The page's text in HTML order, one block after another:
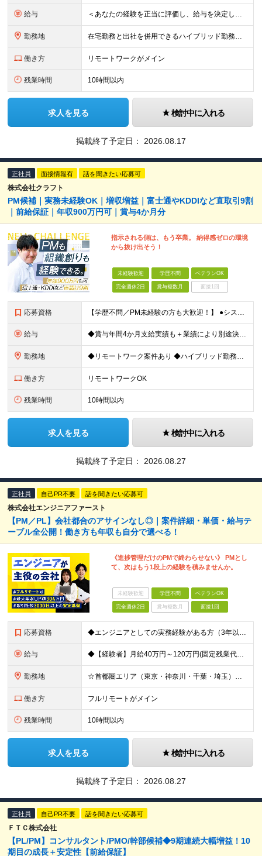
給与 ＜あなたの経験を正当に評価し、給与を決定します！＞ 想定年収500万円～1,000万円 └月給34万3000円～＋賞与年2回 ◎在宅勤務手当あり ◎交通費100％支給 ◎資格取得奨励制度(一時金/資格
勤務地 在宅勤務と出社を併用できるハイブリッド勤務！ （出社は週1～3日程度ですが、ご希望に合わせて柔軟に対応可能です。） ≪東京オフィス≫ 東京都新宿区西新宿2-6-1 新宿住友ビル26F ※(業務の変
働き方 リモートワークがメイン
残業時間 10時間以内
求人を見る 検討中に入れる
掲載終了予定日： 2026.08.17
正社員 面接情報有 話を聞きたい応募可
株式会社クラフト
PM候補｜実務未経験OK｜増収増益｜富士通やKDDIなど直取引9割
｜前給保証｜年収900万円可｜賞与4か月分
指示される側は、もう卒業。 納得感ゼロの環境
から抜け出そう！
未経験歓迎 学歴不問 ベテランOK
完全週休2日 賞与複数月 面接1回
応募資格 【学歴不問／PM未経験の方も大歓迎！】 ●システム開発、またはインフラエンジニアとしての実務経験をお持ちの方 ～採用担当者より～ 「今はまだ役職についていないけれど、ゆくゆくは会社を動かすポジション
給与 ◆賞与年間4か月支給実績も＋業績により別途決算賞与あり ◆年収800万円～900万円も可能 【PM・PL候補】 数名規模のチームでの進捗管理や、後輩・メンバーの指導・フォロー経験がある方 ※「公式な
勤務地 ◆リモートワーク案件あり ◆ハイブリッド勤務もOK 【本社】東京都豊島区高田3-14-29 KDX高田馬場ビル2F ┗都内、神奈川県のプロジェクト先での勤務もございます。 ＜プロジェクト先エリア例
働き方 リモートワークOK
残業時間 10時間以内
求人を見る 検討中に入れる
掲載終了予定日： 2026.08.27
正社員 自己PR不要 話を聞きたい応募可
株式会社エンジニアファースト
【PM／PL】会社都合のアサインなし◎｜案件詳細・単価・給与テ
ーブル全公開！働き方も年収も自分で選べる！
《進捗管理だけのPMで終わらせない》 PMとし
て、次はもう1段上の経験を積みませんか。
未経験歓迎 学歴不問 ベテランOK
完全週休2日 賞与複数月 面接1回
応募資格 ◆エンジニアとしての実務経験がある方（3年以上） └システムやアプリの設計・開発、インフラ設計・構築の経験のある方を想定 ◆マネジメント経験は不問 ◆学歴不問／ブランクOK 【こんな方も歓迎です！】
給与 ◆【経験者】月給40万円～120万円(固定残業代含む)+各種手当 ※月30時間（76,000円～）の固定残業代を含みます。 ※上記を超える時間外労働分は追加で支給。 ※6ヶ月の試用期間あり（条件に変動
勤務地 ☆首都圏エリア（東京・神奈川・千葉・埼玉）・名古屋・大阪・福岡を中心とした全国各地のプロジェクト先に参画いただきます。 ※希望をヒアリングした上で決定します ☆全国各地からフルリモートOK 【本社】
働き方 フルリモートがメイン
残業時間 10時間以内
求人を見る 検討中に入れる
掲載終了予定日： 2026.08.27
正社員 自己PR不要 話を聞きたい応募可
ＦＴＣ株式会社
【PL/PM】コンサルタント/PMO/幹部候補◆9期連続大幅増益！10
期目の成長＋安定性【前給保証】